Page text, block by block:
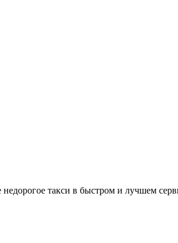
недорогое такси в быстром и лучшем